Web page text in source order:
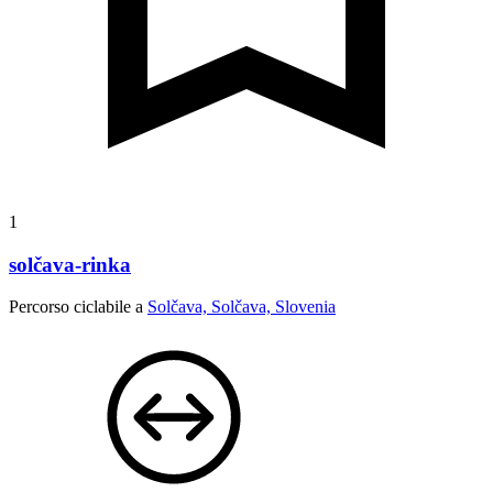
1
solčava-rinka
Percorso ciclabile a Solčava, Solčava, Slovenia